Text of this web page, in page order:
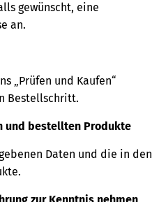
gewünscht, eine
an.
„Prüfen und Kaufen“
Bestellschritt.
und bestellten Produkte
Daten und die in den